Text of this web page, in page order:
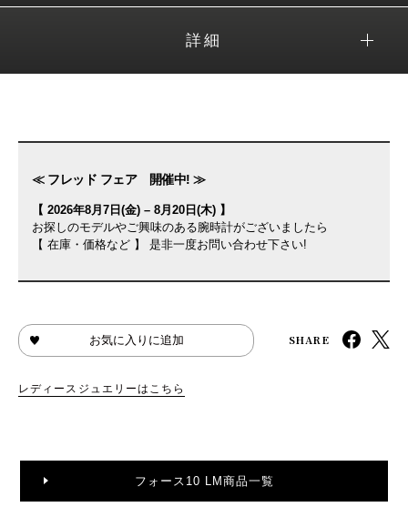
詳細
≪ フレッド フェア 開催中! ≫
【 2026年8月7日(金) – 8月20日(木) 】
お探しのモデルやご興味のある腕時計がございましたら
【 在庫・価格など 】 是非一度お問い合わせ下さい!
お気に入りに追加 SHARE
レディースジュエリーはこちら
フォース10 LM商品一覧